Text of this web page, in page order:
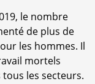
le nombre
de plus de
les hommes. Il
mortels
les secteurs.